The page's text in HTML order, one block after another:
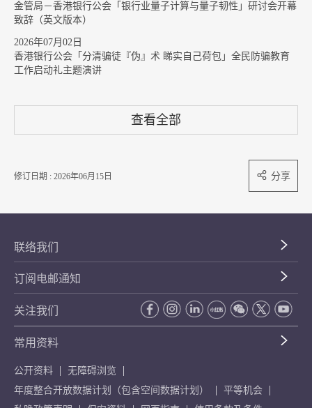
金管局－香港银行公会「银行业量子计算与量子韧性」研讨会开幕
致辞（英文版本）
2026年07月02日
香港银行公会「分清骗徒『伪』术 睇实自己荷包」全民防骗教育
工作启动礼主题演讲
查看全部
修订日期 : 2026年06月15日 分享
联络我们
订阅电邮通知
关注我们
常用资料
公开资料
无障碍浏览
年度整合开放数据计划（包含空间数据计划）
平等机会